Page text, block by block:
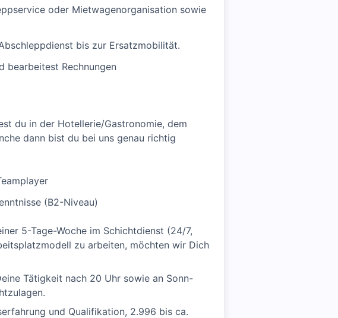
oder Mietwagenorganisation sowie
bis zur Ersatzmobilität.
bearbeitest Rechnungen
du in der Hotellerie/Gastronomie, dem
dann bist du bei uns genau richtig
(B2-Niveau)
5-Tage-Woche im Schichtdienst (24/7,
zu arbeiten, möchten wir Dich
Tätigkeit nach 20 Uhr sowie an Sonn-
und Qualifikation, 2.996 bis ca.